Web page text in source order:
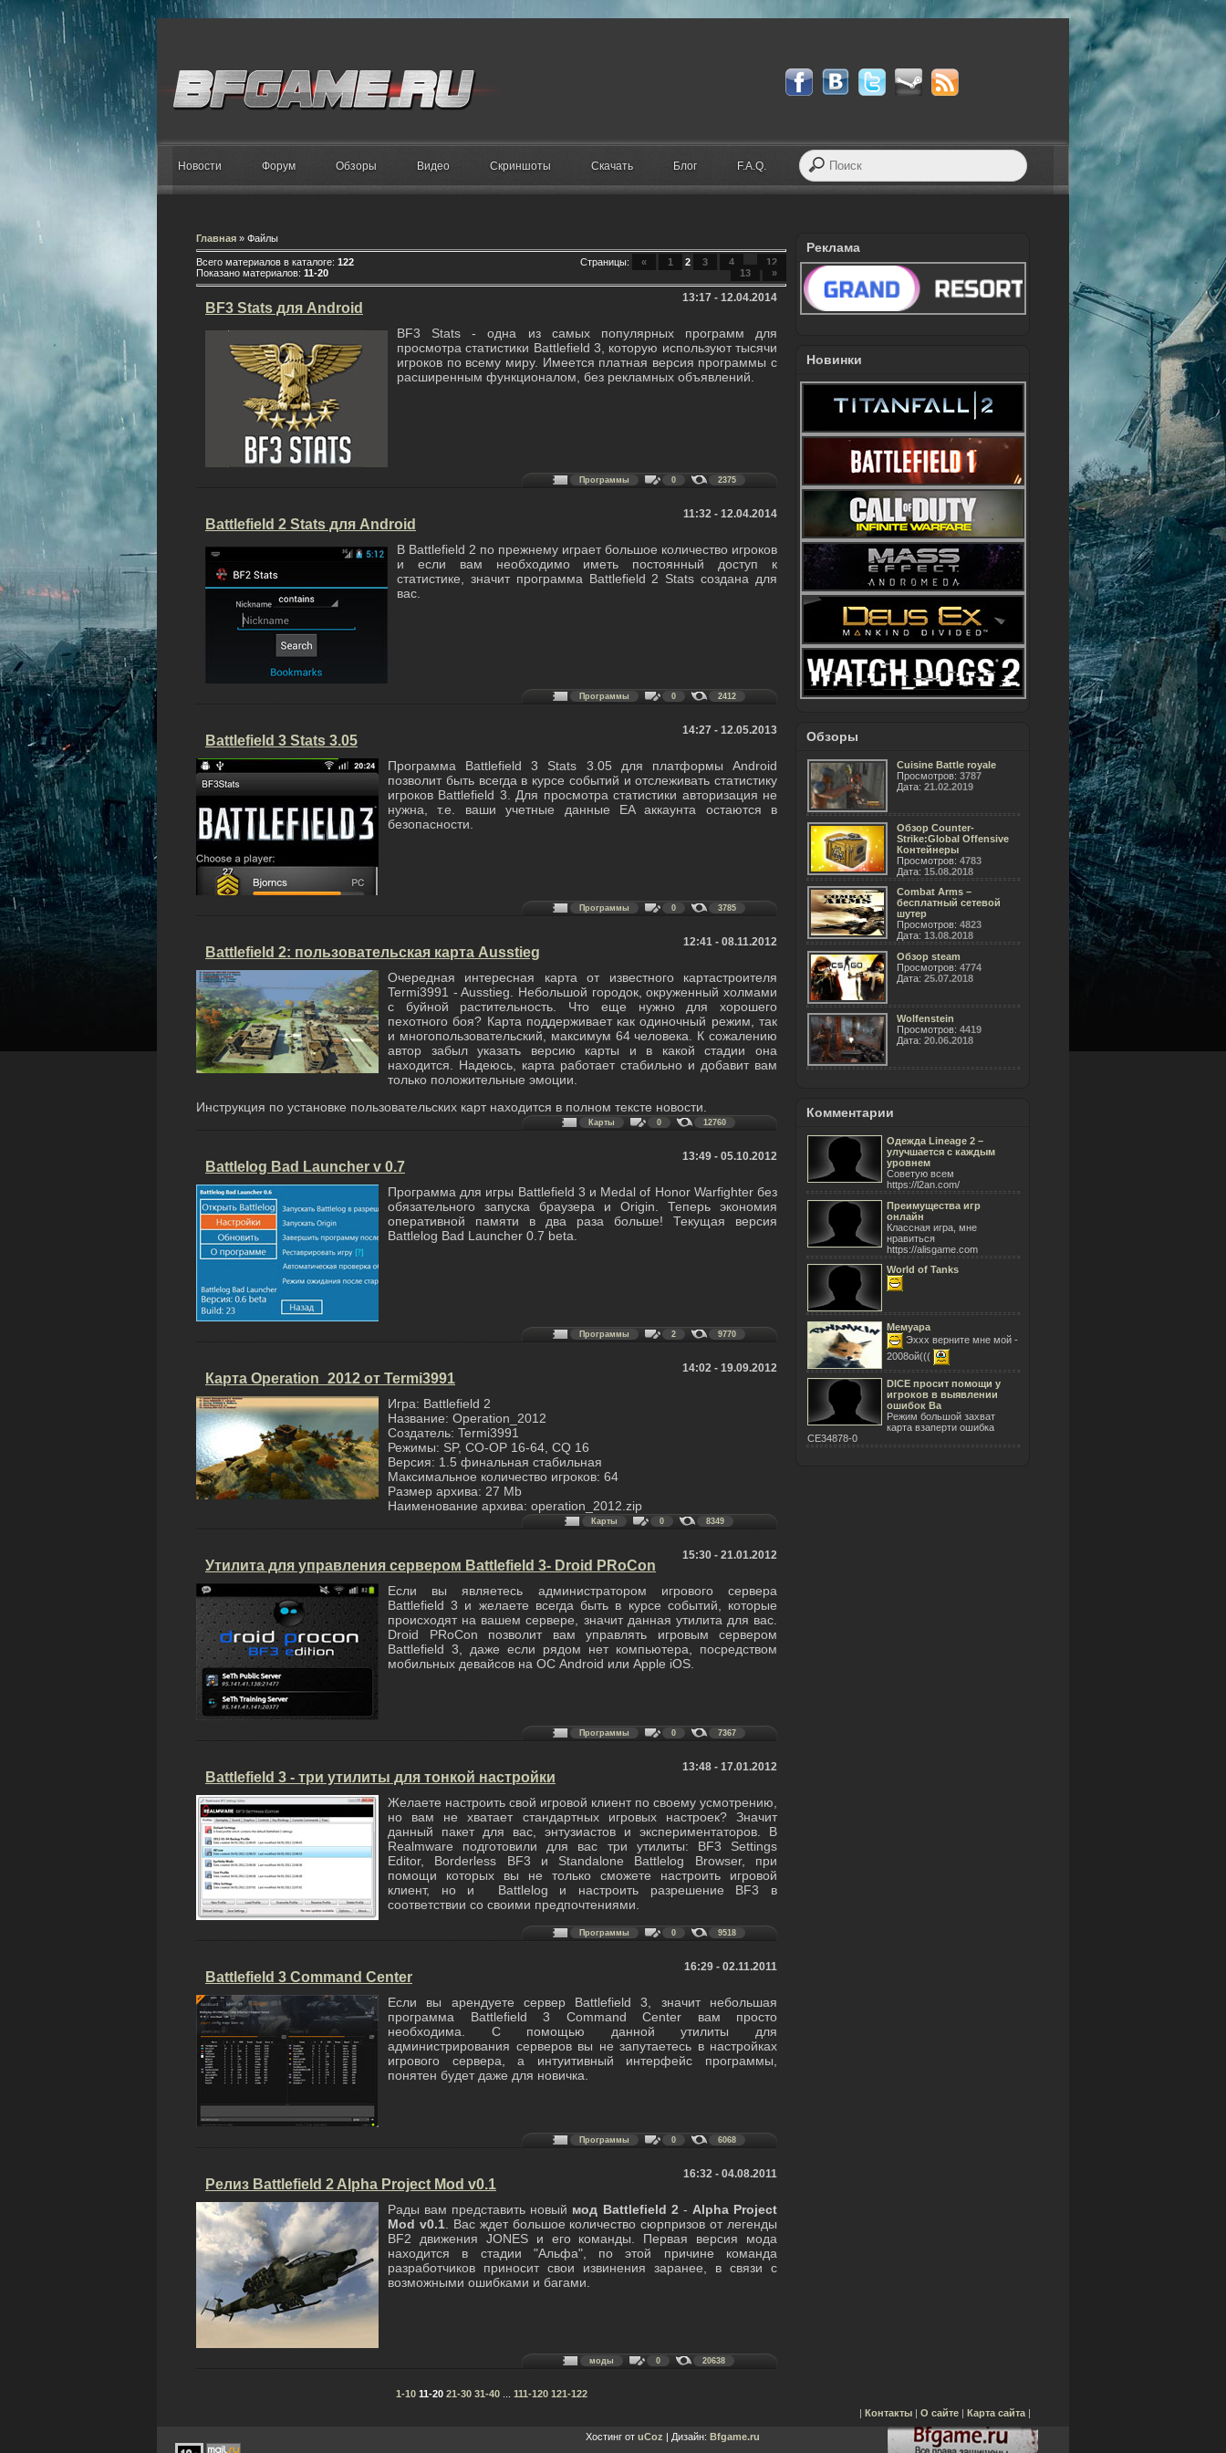
Новости Форум Обзоры Видео Скриншоты Скачать Блог F.A.Q.
Главная » Файлы
Всего материалов в каталоге: 122
Показано материалов: 11-20
Страницы: « 1 2 3 4
12
13
»
13:17 - 12.04.2014
BF3 Stats для Android
BF3 Stats - одна из самых популярных программ для
просмотра статистики Battlefield 3, которую используют тысячи
игроков по всему миру. Имеется платная версия программы с
расширенным функционалом, без рекламных объявлений.
Программы 0 2375
11:32 - 12.04.2014
Battlefield 2 Stats для Android
В Battlefield 2 по прежнему играет большое количество игроков
и если вам необходимо иметь постоянный доступ к
статистике, значит программа Battlefield 2 Stats создана для
вас.
Программы 0 2412
14:27 - 12.05.2013
Battlefield 3 Stats 3.05
Программа Battlefield 3 Stats 3.05 для платформы Android
позволит быть всегда в курсе событий и отслеживать статистику
игроков Battlefield 3. Для просмотра статистики авторизация не
нужна, т.е. ваши учетные данные EA аккаунта остаются в
безопасности.
Программы 0 3785
12:41 - 08.11.2012
Battlefield 2: пользовательская карта Ausstieg
Очередная интересная карта от известного картастроителя
Termi3991 - Ausstieg. Небольшой городок, окруженный холмами
с буйной растительность. Что еще нужно для хорошего
пехотного боя? Карта поддерживает как одиночный режим, так
и многопользовательский, максимум 64 человека. К сожалению
автор забыл указать версию карты и в какой стадии она
находится. Надеюсь, карта работает стабильно и добавит вам
только положительные эмоции.
Инструкция по установке пользовательских карт находится в полном тексте новости.
Карты 0 12760
13:49 - 05.10.2012
Battlelog Bad Launcher v 0.7
Программа для игры Battlefield 3 и Medal of Honor Warfighter без
обязательного запуска браузера и Origin. Теперь экономия
оперативной памяти в два раза больше! Текущая версия
Battlelog Bad Launcher 0.7 beta.
Программы 2 9770
14:02 - 19.09.2012
Карта Operation_2012 от Termi3991
Игра: Battlefield 2
Название: Operation_2012
Создатель: Termi3991
Режимы: SP, CO-OP 16-64, CQ 16
Версия: 1.5 финальная стабильная
Максимальное количество игроков: 64
Размер архива: 27 Mb
Наименование архива: operation_2012.zip
Карты 0 8349
15:30 - 21.01.2012
Утилита для управления сервером Battlefield 3- Droid PRoCon
Если вы являетесь администратором игрового сервера
Battlefield 3 и желаете всегда быть в курсе событий, которые
происходят на вашем сервере, значит данная утилита для вас.
Droid PRoCon позволит вам управлять игровым сервером
Battlefield 3, даже если рядом нет компьютера, посредством
мобильных девайсов на ОС Android или Apple iOS.
Программы 0 7367
13:48 - 17.01.2012
Battlefield 3 - три утилиты для тонкой настройки
Желаете настроить свой игровой клиент по своему усмотрению,
но вам не хватает стандартных игровых настроек? Значит
данный пакет для вас, энтузиастов и экспериментаторов. В
Realmware подготовили для вас три утилиты: BF3 Settings
Editor, Borderless BF3 и Standalone Battlelog Browser, при
помощи которых вы не только сможете настроить игровой
клиент, но и Battlelog и настроить разрешение BF3 в
соответствии со своими предпочтениями.
Программы 0 9518
16:29 - 02.11.2011
Battlefield 3 Command Center
Если вы арендуете сервер Battlefield 3, значит небольшая
программа Battlefield 3 Command Center вам просто
необходима. С помощью данной утилиты для
администрирования серверов вы не запутаетесь в настройках
игрового сервера, а интуитивный интерфейс программы,
понятен будет даже для новичка.
Программы 0 6068
16:32 - 04.08.2011
Релиз Battlefield 2 Alpha Project Mod v0.1
Рады вам представить новый мод Battlefield 2 - Alpha Project
Mod v0.1. Вас ждет большое количество сюрпризов от легенды
BF2 движения JONES и его команды. Первая версия мода
находится в стадии "Альфа", по этой причине команда
разработчиков приносит свои извинения заранее, в связи с
возможными ошибками и багами.
моды 0 20638
1-10 11-20 21-30 31-40 111-120 121-122
Реклама
Новинки
Обзоры
Cuisine Battle royale
Просмотров: 3787
Дата: 21.02.2019
Обзор Counter-
Strike:Global Offensive
Контейнеры
Просмотров: 4783
Дата: 15.08.2018
Combat Arms –
бесплатный сетевой
шутер
Просмотров: 4823
Дата: 13.08.2018
Обзор steam
Просмотров: 4774
Дата: 25.07.2018
Wolfenstein
Просмотров: 4419
Дата: 20.06.2018
Комментарии
Одежда Lineage 2 –
улучшается с каждым
уровнем
Советую всем
https://l2an.com/
Преимущества игр
онлайн
Классная игра, мне
нравиться
https://alisgame.com
World of Tanks
Мемуара
Эххх верните мне мой -
2008ой(((
DICE просит помощи у
игроков в выявлении
ошибок Ba
Режим большой захват
карта взаперти ошибка
CE34878-0
| Контакты | О сайте | Карта сайта |
Хостинг от uCoz | Дизайн: Bfgame.ru